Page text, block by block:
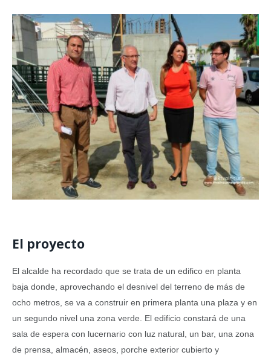
El proyecto
El alcalde ha recordado que se trata de un edifico en planta
baja donde, aprovechando el desnivel del terreno de más de
ocho metros, se va a construir en primera planta una plaza y en
un segundo nivel una zona verde. El edificio constará de una
sala de espera con lucernario con luz natural, un bar, una zona
de prensa, almacén, aseos, porche exterior cubierto y